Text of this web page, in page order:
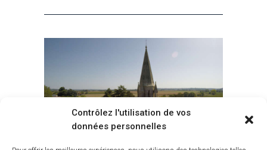
Contrôlez l'utilisation de vos
données personnelles